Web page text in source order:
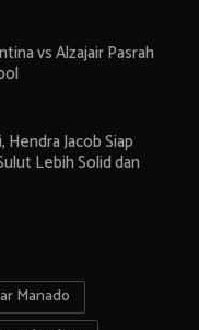
vs Alzajair Pasrah
Jacob Siap
Lebih Solid dan
Manado